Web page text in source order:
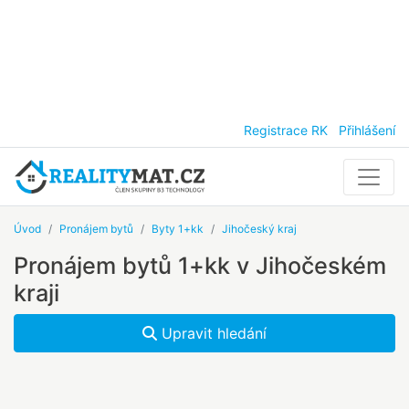
Registrace RK Přihlášení
Úvod Pronájem bytů Byty 1+kk Jihočeský kraj
Pronájem bytů 1+kk v Jihočeském
kraji
Upravit hledání